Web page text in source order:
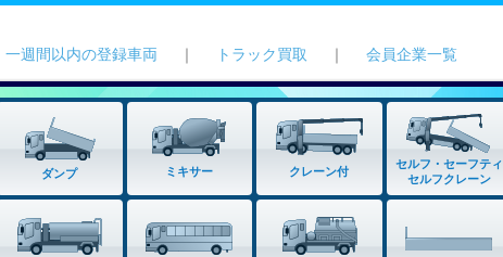
一週間以内の登録車両 ｜ トラック買取 ｜ 会員企業一覧
ダンプ ミキサー クレーン付
セルフ・セーフティ
セルフクレーン